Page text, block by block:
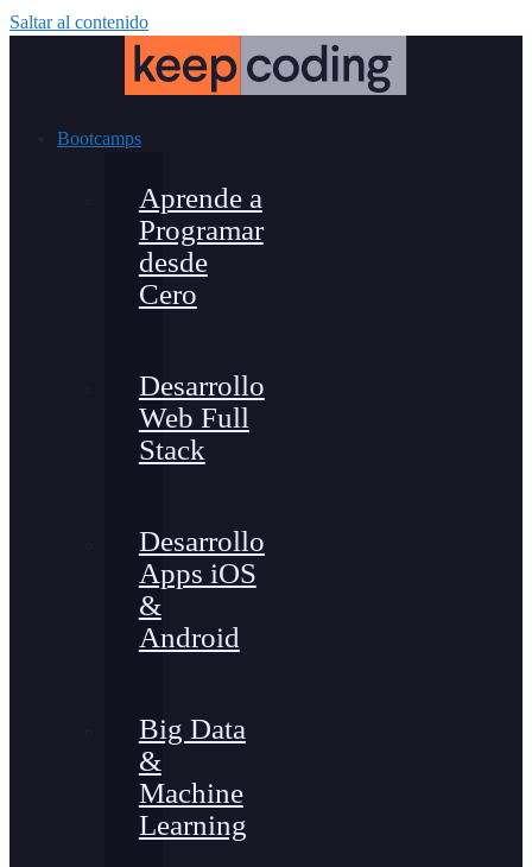
Saltar al contenido
Bootcamps
Aprende a
Programar
desde
Cero
Desarrollo
Web Full
Stack
Desarrollo
Apps iOS
&
Android
Big Data
&
Machine
Learning